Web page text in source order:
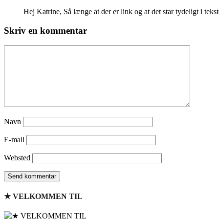
Hej Katrine, Så længe at der er link og at det star tydeligt i
Skriv en kommentar
Navn
E-mail
Websted
★ VELKOMMEN TIL